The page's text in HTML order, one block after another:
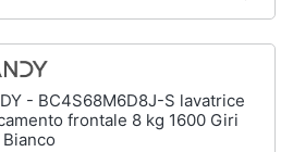
- BC4S68M6D8J-S lavatrice
frontale 8 kg 1600 Giri